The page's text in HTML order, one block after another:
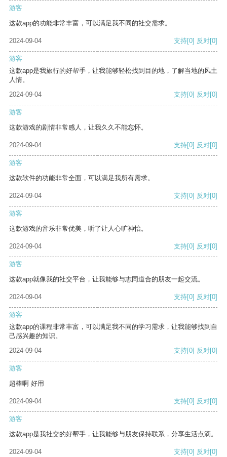
游客
这款app的功能非常丰富，可以满足我不同的社交需求。
2024-09-04 支持[0] 反对[0]
游客
这款app是我旅行的好帮手，让我能够轻松找到目的地，了解当地的风土
人情。
2024-09-04
支持[0] 反对[0]
游客
这款游戏的剧情非常感人，让我久久不能忘怀。
2024-09-04 支持[0] 反对[0]
游客
这款软件的功能非常全面，可以满足我所有需求。
2024-09-04 支持[0] 反对[0]
游客
这款游戏的音乐非常优美，听了让人心旷神怡。
2024-09-04 支持[0] 反对[0]
游客
这款app就像我的社交平台，让我能够与志同道合的朋友一起交流。
2024-09-04 支持[0] 反对[0]
游客
这款app的课程非常丰富，可以满足我不同的学习需求，让我能够找到自
己感兴趣的知识。
2024-09-04
支持[0] 反对[0]
游客
超棒啊 好用
2024-09-04 支持[0] 反对[0]
游客
这款app是我社交的好帮手，让我能够与朋友保持联系，分享生活点滴。
2024-09-04 支持[0] 反对[0]